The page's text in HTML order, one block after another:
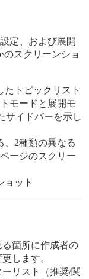
定、および展開
のスクリーンショ
トピックリスト
モードと展開モ
サイドバーを示し
、2種類の異なる
ージのスクリー
ョット
箇所に作成者の
します。
リスト（推奨/関